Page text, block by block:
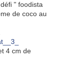
" foodista
de coco au
4 cm de